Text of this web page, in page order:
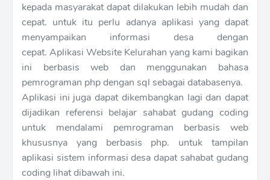
kepada masyarakat dapat dilakukan lebih mudah dan
cepat. untuk itu perlu adanya aplikasi yang dapat
menyampaikan informasi desa dengan
cepat. Aplikasi Website Kelurahan yang kami bagikan
ini berbasis web dan menggunakan bahasa
pemrograman php dengan sql sebagai databasenya.
Aplikasi ini juga dapat dikembangkan lagi dan dapat
dijadikan referensi belajar sahabat gudang coding
untuk mendalami pemrograman berbasis web
khususnya yang berbasis php. untuk tampilan
aplikasi sistem informasi desa dapat sahabat gudang
coding lihat dibawah ini.